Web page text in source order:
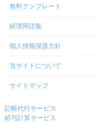
無料テンプレート
経理用語集
個人情報保護方針
当サイトについて
サイトマップ
記帳代行サービス
給与計算サービス